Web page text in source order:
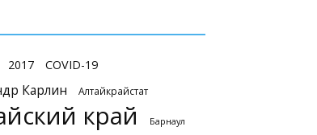
2017 COVID-19
Карлин Алтайкрайстат
край Барнаул